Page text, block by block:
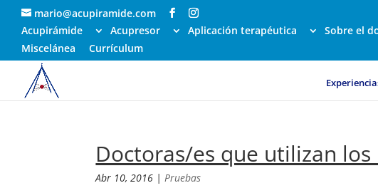
mario@acupiramide.com
Acupirámide
Acupresor Aplicación terapéutica Sobre el
Miscelánea
Currículum
Doctoras/es que utilizan
Abr 10, 2016 |Pruebas